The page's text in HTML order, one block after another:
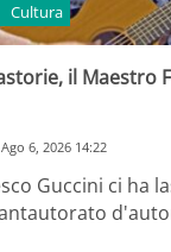
Cultura
il Maestro
Ago 6, 2026 14:22
Guccini ci ha